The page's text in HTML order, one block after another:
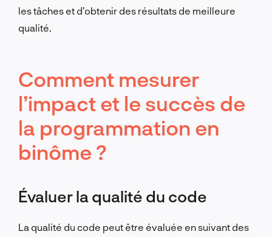
les tâches et d’obtenir des résultats de meilleure
qualité.
Comment mesurer
l’impact et le succès de
la programmation en
binôme ?
Évaluer la qualité du code
La qualité du code peut être évaluée en suivant des